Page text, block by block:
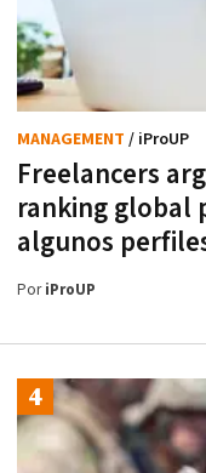
Freelancers
ranking global
algunos
MANAGEMENT / iProUP
PoriProUP